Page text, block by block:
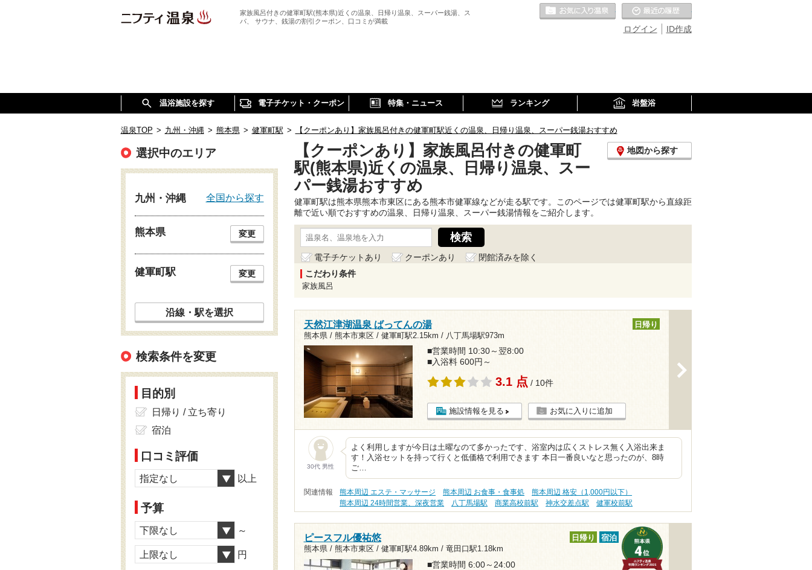
家族風呂付きの健軍町駅(熊本県)近くの温泉、日帰り温泉、スーパー銭湯、ス
パ、 サウナ、銭湯の割引クーポン、口コミが満載
ID作成
ログイン
お気に入りの温泉
温浴施設を探す 電子チケット・クーポン 特集・ニュース ランキング 岩盤浴
温泉TOP > 九州・沖縄 > 熊本県 > 健軍町駅 > 【クーポンあり】家族風呂付きの健軍町駅近くの温泉、日帰り温泉、スーパー銭湯おすすめ
【クーポンあり】家族風呂付きの健軍町
駅(熊本県)近くの温泉、日帰り温泉、スー
パー銭湯おすすめ
地図から探す
健軍町駅は熊本県熊本市東区にある熊本市健軍線などが走る駅です。このページでは健軍町駅から直線距
離で近い順でおすすめの温泉、日帰り温泉、スーパー銭湯情報をご紹介します。
電子チケットあり クーポンあり
閉館済みを除く
こだわり条件
家族風呂
天然江津湖温泉 ばってんの湯
熊本県 / 熊本市東区 / 健軍町駅2.15km / 八丁馬場駅973m
日帰り
■営業時間 10:30～翌8:00
■入浴料 600円～
3.1 点 / 10件
施設情報を見る お気に入りに追加
30代 男性
よく利用しますが今日は土曜なのて多かったです、浴室内は広くストレス無く入浴出来ま
す！入浴セットを持って行くと低価格で利用できます 本日一番良いなと思ったのが、8時
ご…
関連情報 熊本周辺 エステ・マッサージ 熊本周辺 お食事・食事処
熊本周辺 格安（1,000円以下）
熊本周辺 24時間営業、深夜営業
八丁馬場駅 商業高校前駅 神水交差点駅 健軍校前駅
ピースフル優祐悠
熊本県 / 熊本市東区 / 健軍町駅4.89km / 竜田口駅1.18km
日帰り 宿泊
■営業時間 6:00～24:00
選択中のエリア
九州・沖縄 全国から探す
熊本県 変更
健軍町駅 変更
沿線・駅を選択
検索条件を変更
目的別
日帰り / 立ち寄り
宿泊
口コミ評価
指定なし 以上
予算
下限なし ～
上限なし 円